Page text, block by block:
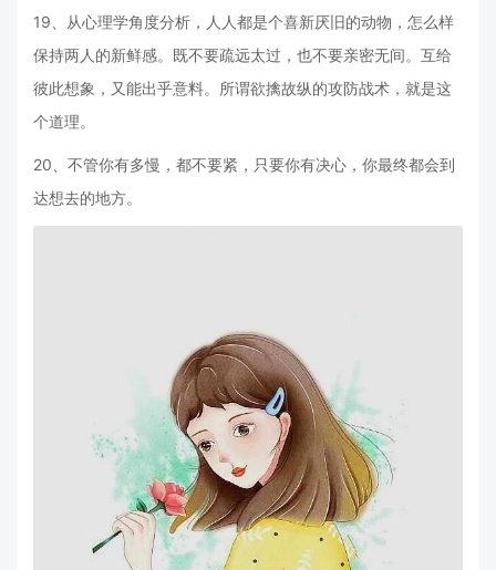
19、从心理学角度分析，人人都是个喜新厌旧的动物，怎么样
保持两人的新鲜感。既不要疏远太过，也不要亲密无间。互给
彼此想象，又能出乎意料。所谓欲擒故纵的攻防战术，就是这
个道理。
20、不管你有多慢，都不要紧，只要你有决心，你最终都会到
达想去的地方。